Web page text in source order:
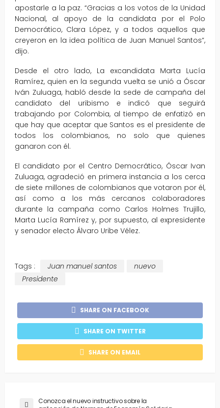
apostarle a la paz. “Gracias a los votos de la Unidad
Nacional, al apoyo de la candidata por el Polo
Democrático, Clara López, y a todos aquellos que
creyeron en la idea política de Juan Manuel Santos”,
dijo.
Desde el otro lado, La excandidata Marta Lucía
Ramírez, quien en la segunda vuelta se unió a Óscar
Iván Zuluaga, habló desde la sede de campaña del
candidato del uribismo e indicó que seguirá
trabajando por Colombia, al tiempo de enfatizó en
que hay que aceptar que Santos es el presidente de
todos los colombianos, no solo que quienes
ganaron con él.
El candidato por el Centro Democrático, Óscar Ivan
Zuluaga, agradeció en primera instancia a los cerca
de siete millones de colombianos que votaron por él,
así como a los más cercanos colaboradores
durante la campaña como Carlos Holmes Trujillo,
Marta Lucía Ramírez y, por supuesto, al expresidente
y senador electo Álvaro Uribe Vélez.
Tags : Juan manuel santos
nuevo
Presidente
SHARE ON FACEBOOK
SHARE ON TWITTER
SHARE ON EMAIL
Conozca el nuevo instructivo sobre la